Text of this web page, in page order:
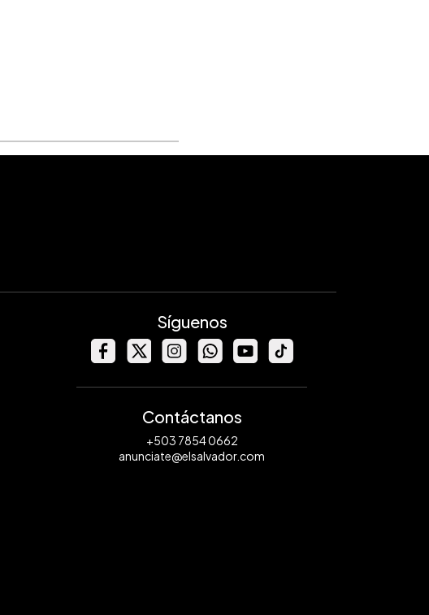
Síguenos
Contáctanos
+503 7854 0662
anunciate@elsalvador.com